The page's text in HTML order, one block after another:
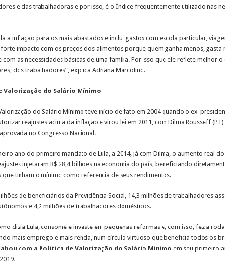
e das trabalhadoras e por isso, é o Índice frequentemente utilizado nas
a inflação para os mais abastados e inclui gastos com escola particular,
forte impacto com os preços dos alimentos porque quem ganha menos, gasta
com as necessidades básicas de uma família. Por isso que ele reflete melhor o
dos trabalhadores”, explica Adriana Marcolino.
Valorização do Salário Mínimo
do Salário Mínimo teve início de fato em 2004 quando o ex-
reajustes acima da inflação e virou lei em 2011, com Dilma Rousseff
no Congresso Nacional.
ano do primeiro mandato de Lula, a 2014, já com Dilma, o aumento real
injetaram R$ 28,4 bilhões na economia do país, beneficiando
que tinham o mínimo como referencia de seus rendimentos.
de beneficiários da Previdência Social, 14,3 milhões de trabalhadores
e 4,2 milhões de trabalhadores domésticos.
dizia Lula, consome e investe em pequenas reformas e, com isso, fez a
mais emprego e mais renda, num círculo virtuoso que beneficia todos os
com a Política de Valorização do Salário Mínimo em seu primeiro
.